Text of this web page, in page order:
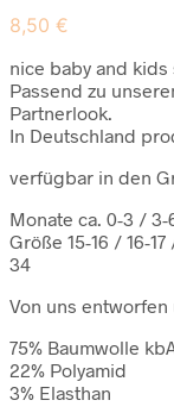
8,50 €
nice baby and kids
Passend zu
Partnerlook.
In Deutschland
verfügbar in den
Monate ca. 0-3 /
Größe 15-16 / 16-
34
Von uns
75% Baumwolle
22% Polyamid
3% Elasthan